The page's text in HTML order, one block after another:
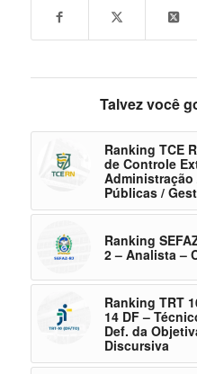
Talvez você
Ranking TCE
de Controle
Públicas /
Ranking
2 – Analista –
Ranking TRT
14 DF –
Def. da
Discursiva